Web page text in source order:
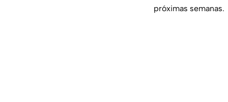
próximas semanas.